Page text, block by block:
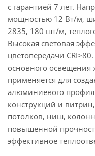
с гарантией 7 лет.
мощностью 12 Вт/м,
2835, 180 шт/м,
Высокая световая
цветопередачи
основного
применяется для
алюминиевого
конструкций и
потолков, ниш,
повышенной
эффективное